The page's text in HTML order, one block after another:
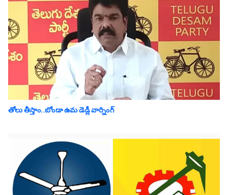
తోలు తీస్తాం..బోండా ఉమ డెడ్లీ వార్నింగ్